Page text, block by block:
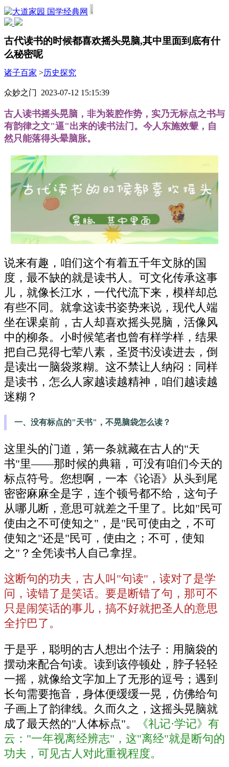
国学经典网
古代读书的时候都喜欢摇头晃脑,其中里面到底有什
么秘密呢
诸子百家 >历史探究
众妙之门 2023-07-12 15:15:39
古人读书摇头晃脑，非为装腔作势，实乃无标点之书与
有韵律之文"逼"出来的读书法门。今人东施效颦，自
然只能落得头晕脑胀。
说来有趣，咱们这个有着五千年文脉的国
度，最不缺的就是读书人。可文化传承这事
儿，就像长江水，一代代流下来，模样却总
有些不同。就拿这读书姿势来说，现代人端
坐在课桌前，古人却喜欢摇头晃脑，活像风
中的柳条。小时候笔者也曾有样学样，结果
把自己晃得七荤八素，圣贤书没读进去，倒
是读出一脑袋浆糊。这不禁让人纳闷：同样
是读书，怎么人家越读越精神，咱们越读越
迷糊？
一、没有标点的"天书"，不晃脑袋怎么读？
这里头的门道，第一条就藏在古人的"天
书"里——那时候的典籍，可没有咱们今天的
标点符号。您想啊，一本《论语》从头到尾
密密麻麻全是字，连个顿号都不给，这句子
从哪儿断，意思可就差之千里了。比如"民可
使由之不可使知之"，是"民可使由之，不可
使知之"还是"民可，使由之；不可，使知
之"？全凭读书人自己拿捏。
这断句的功夫，古人叫"句读"，读对了是学
问，读错了是笑话。要是断错了句，那可不
只是闹笑话的事儿，搞不好就把圣人的意思
全拧巴了。
于是乎，聪明的古人想出个法子：用脑袋的
摆动来配合句读。读到该停顿处，脖子轻轻
一摇，就像给文字加上了无形的逗号；遇到
长句需要拖音，身体便缓缓一晃，仿佛给句
子画上了韵律线。久而久之，这摇头晃脑就
成了最天然的"人体标点"。
《礼记·学记》有
云："一年视离经辨志"，这"离经"就是断句的
功夫，可见古人对此重视程度。